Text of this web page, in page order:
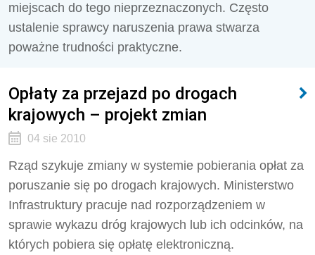
miejscach do tego nieprzeznaczonych. Często
ustalenie sprawcy naruszenia prawa stwarza
poważne trudności praktyczne.
Opłaty za przejazd po drogach
krajowych – projekt zmian
04 sie 2010
Rząd szykuje zmiany w systemie pobierania opłat za
poruszanie się po drogach krajowych. Ministerstwo
Infrastruktury pracuje nad rozporządzeniem w
sprawie wykazu dróg krajowych lub ich odcinków, na
których pobiera się opłatę elektroniczną.